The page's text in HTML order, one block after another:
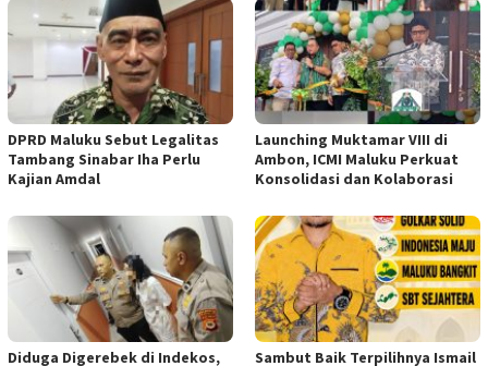
DPRD Maluku Sebut Legalitas
Tambang Sinabar Iha Perlu
Kajian Amdal
Launching Muktamar VIII di
Ambon, ICMI Maluku Perkuat
Konsolidasi dan Kolaborasi
Diduga Digerebek di Indekos, Sambut Baik Terpilihnya Ismail